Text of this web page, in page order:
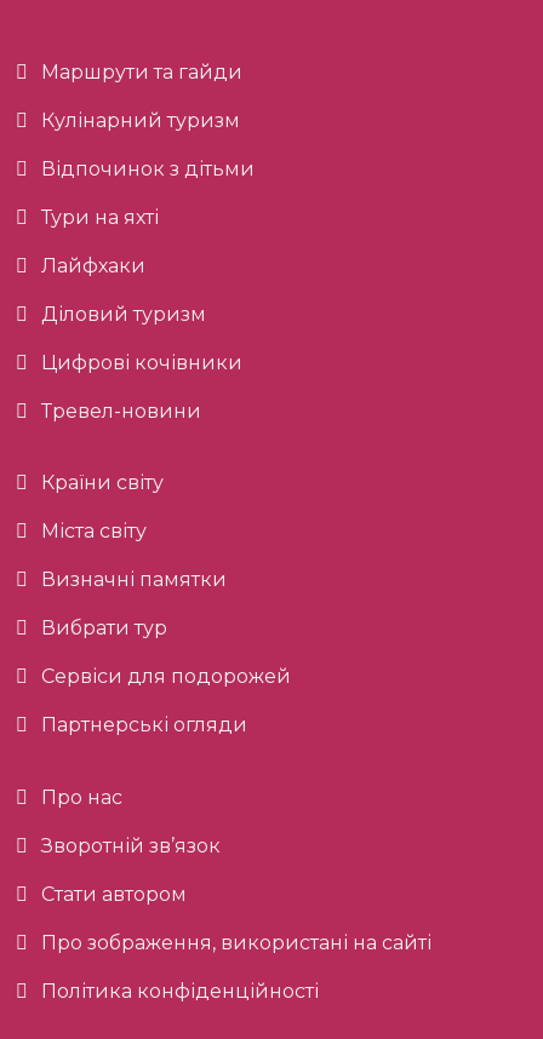
Маршрути та гайди
Кулінарний туризм
Відпочинок з дітьми
Тури на яхті
Лайфхаки
Діловий туризм
Цифрові кочівники
Тревел-новини
Країни світу
Міста світу
Визначні памятки
Вибрати тур
Сервіси для подорожей
Партнерські огляди
Про нас
Зворотній зв’язок
Стати автором
Про зображення, використані на сайті
Політика конфіденційності